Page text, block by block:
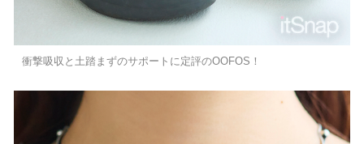
衝撃吸収と土踏まずのサポートに定評のOOFOS！